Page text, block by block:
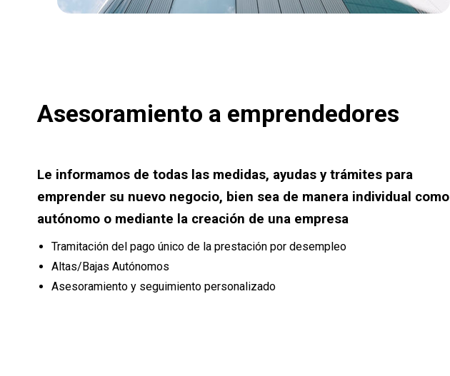
Asesoramiento a emprendedores
Le informamos de todas las medidas, ayudas y trámites para
emprender su nuevo negocio, bien sea de manera individual como
autónomo o mediante la creación de una empresa
Tramitación del pago único de la prestación por desempleo
Altas/Bajas Autónomos
Asesoramiento y seguimiento personalizado